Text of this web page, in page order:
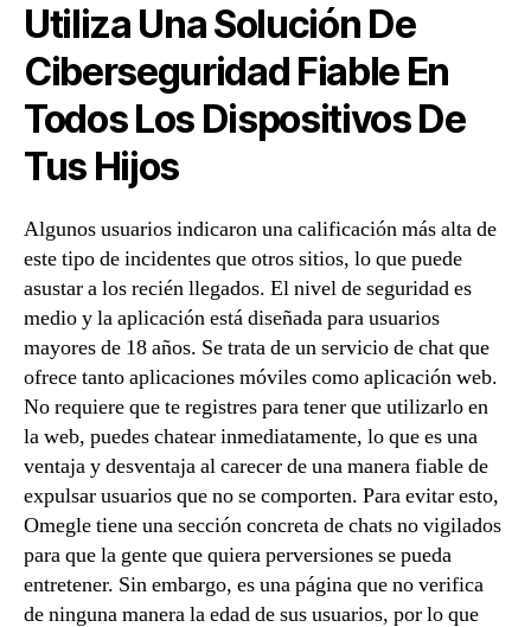
Utiliza Una Solución De
Ciberseguridad Fiable En
Todos Los Dispositivos De
Tus Hijos
Algunos usuarios indicaron una calificación más alta de
este tipo de incidentes que otros sitios, lo que puede
asustar a los recién llegados. El nivel de seguridad es
medio y la aplicación está diseñada para usuarios
mayores de 18 años. Se trata de un servicio de chat que
ofrece tanto aplicaciones móviles como aplicación web.
No requiere que te registres para tener que utilizarlo en
la web, puedes chatear inmediatamente, lo que es una
ventaja y desventaja al carecer de una manera fiable de
expulsar usuarios que no se comporten. Para evitar esto,
Omegle tiene una sección concreta de chats no vigilados
para que la gente que quiera perversiones se pueda
entretener. Sin embargo, es una página que no verifica
de ninguna manera la edad de sus usuarios, por lo que